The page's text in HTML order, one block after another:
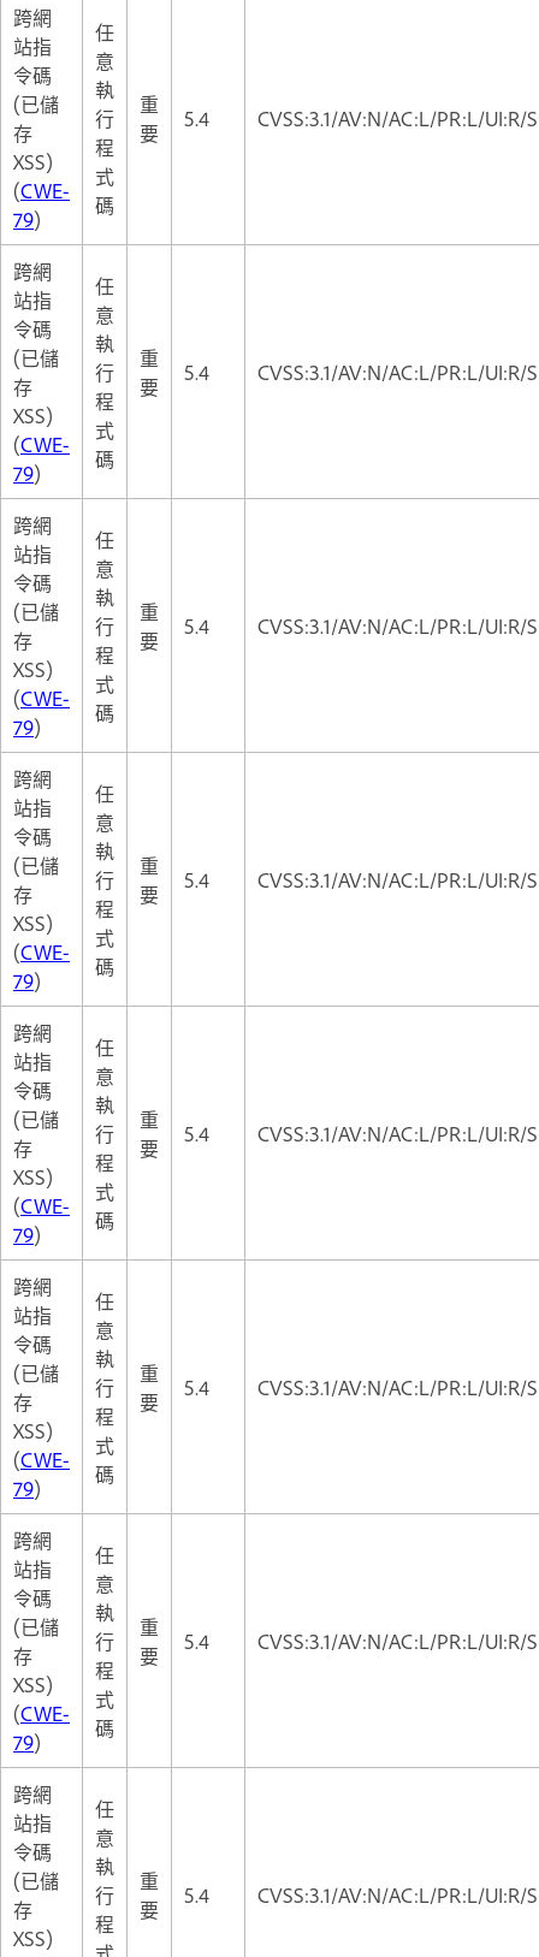
跨網
站指
令碼
(已儲
存
XSS)
(CWE-
79)
任
意
執
行
程
式
碼
重
要
5.4 CVSS:3.1/AV:N/AC:L/PR:L/UI:R/
跨網
站指
令碼
(已儲
存
XSS)
(CWE-
79)
任
意
執
行
程
式
碼
重
要
5.4 CVSS:3.1/AV:N/AC:L/PR:L/UI:R/
跨網
站指
令碼
(已儲
存
XSS)
(CWE-
79)
任
意
執
行
程
式
碼
重
要
5.4 CVSS:3.1/AV:N/AC:L/PR:L/UI:R/
跨網
站指
令碼
(已儲
存
XSS)
(CWE-
79)
任
意
執
行
程
式
碼
重
要
5.4 CVSS:3.1/AV:N/AC:L/PR:L/UI:R/
跨網
站指
令碼
(已儲
存
XSS)
(CWE-
79)
任
意
執
行
程
式
碼
重
要
5.4 CVSS:3.1/AV:N/AC:L/PR:L/UI:R/
跨網
站指
令碼
(已儲
存
XSS)
(CWE-
79)
任
意
執
行
程
式
碼
重
要
5.4 CVSS:3.1/AV:N/AC:L/PR:L/UI:R/
跨網
站指
令碼
(已儲
存
XSS)
(CWE-
79)
任
意
執
行
程
式
碼
重
要
5.4 CVSS:3.1/AV:N/AC:L/PR:L/UI:R/
跨網
站指
令碼
(已儲
存
XSS)
任
意
執
行
程
重
要
5.4 CVSS:3.1/AV:N/AC:L/PR:L/UI:R/